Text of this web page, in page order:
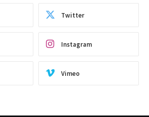
Twitter
Instagram
Vimeo